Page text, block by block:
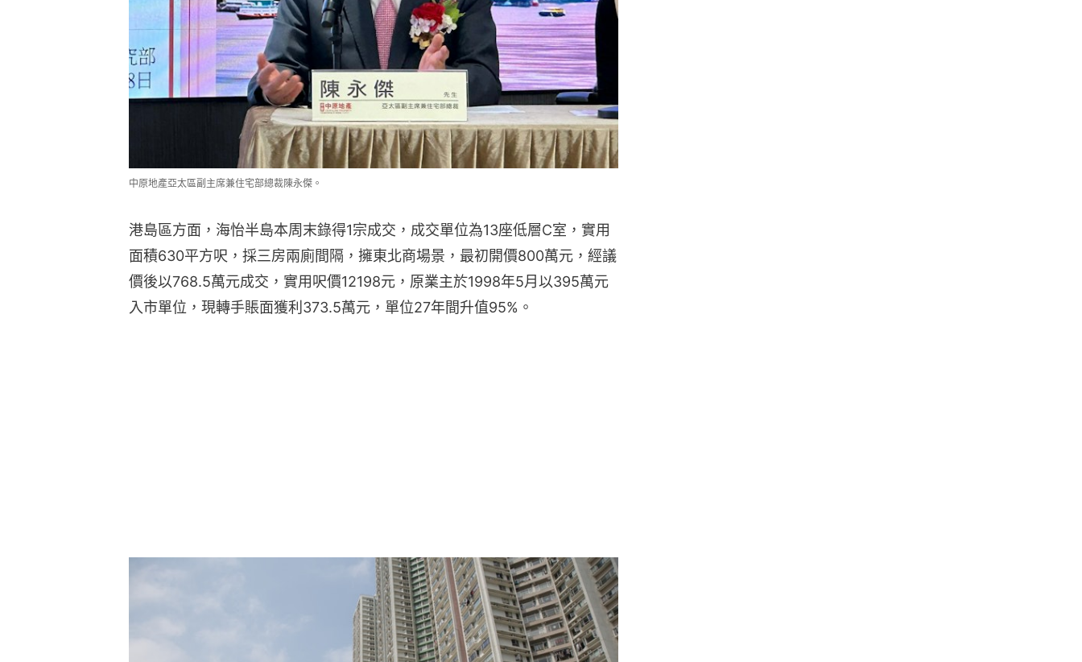
中原地產亞太區副主席兼住宅部總裁陳永傑。
港島區方面，海怡半島本周末錄得1宗成交，成交單位為13座低層C室，實用
面積630平方呎，採三房兩廁間隔，擁東北商場景，最初開價800萬元，經議
價後以768.5萬元成交，實用呎價12198元，原業主於1998年5月以395萬元
入市單位，現轉手賬面獲利373.5萬元，單位27年間升值95%。